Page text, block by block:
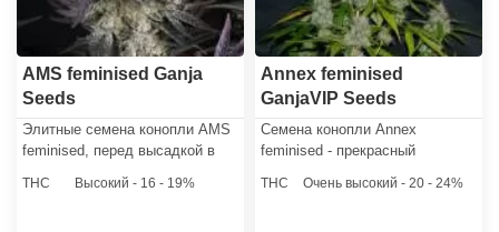
AMS feminised Ganja
Seeds
Элитные семена конопли AMS
feminised, перед высадкой в
в воде и прорастить. Такая
THC Высокий - 16 - 19%
Annex feminised
GanjaVIP Seeds
Семена конопли Annex
feminised - прекрасный
культивации в открытом грунте,
THC Очень высокий - 20 - 24%